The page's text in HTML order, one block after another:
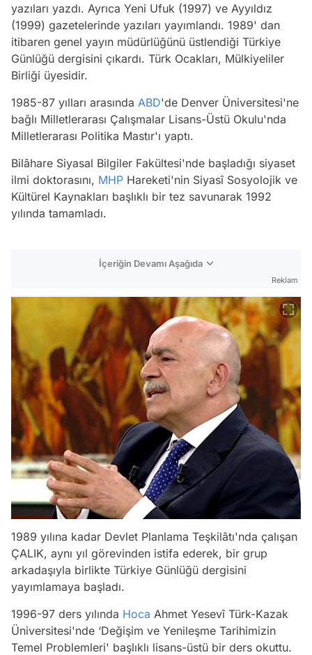
yazıları yazdı. Ayrıca Yeni Ufuk (1997) ve Ayyıldız
(1999) gazetelerinde yazıları yayımlandı. 1989' dan
itibaren genel yayın müdürlüğünü üstlendiği Türkiye
Günlüğü dergisini çıkardı. Türk Ocakları, Mülkiyeliler
Birliği üyesidir.
1985-87 yılları arasında ABD'de Denver Üniversitesi'ne
bağlı Milletlerarası Çalışmalar Lisans-Üstü Okulu'nda
Milletlerarası Politika Mastır'ı yaptı.
Bilâhare Siyasal Bilgiler Fakültesi'nde başladığı siyaset
ilmi doktorasını, MHP Hareketi'nin Siyasî Sosyolojik ve
Kültürel Kaynakları başlıklı bir tez savunarak 1992
yılında tamamladı.
İçeriğin Devamı Aşağıda
Reklam
1989 yılına kadar Devlet Planlama Teşkilâtı'nda çalışan
ÇALIK, aynı yıl görevinden istifa ederek, bir grup
arkadaşıyla birlikte Türkiye Günlüğü dergisini
yayımlamaya başladı.
1996-97 ders yılında Hoca Ahmet Yesevî Türk-Kazak
Üniversitesi'nde ‘Değişim ve Yenileşme Tarihimizin
Temel Problemleri' başlıklı lisans-üstü bir ders okuttu.